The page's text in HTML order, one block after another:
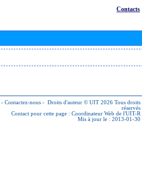
Contacts
- Contactez-nous - Droits d'auteur © UIT 2026 Tous droits
réservés
Contact pour cette page : Coordinateur Web de l'UIT-R
Mis à jour le : 2013-01-30